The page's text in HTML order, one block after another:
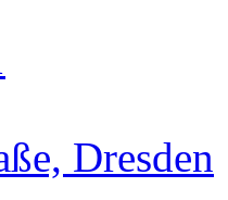
Dresden